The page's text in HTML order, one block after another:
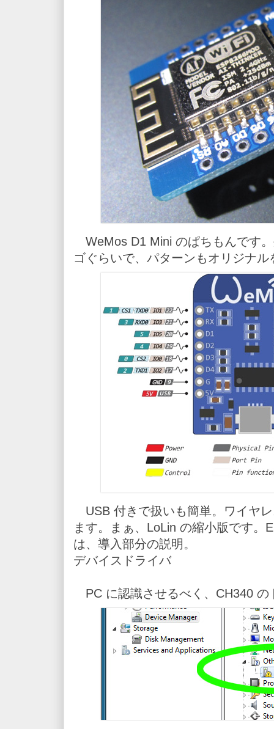
WeMos D1 Mini のぱちもんです
ゴぐらいで、パターンもオリジナ
USB 付きで扱いも簡単。ワイヤ
ます。まぁ、LoLin の縮小版です。
は、導入部分の説明。
デバイスドライバ
PC に認識させるべく、CH340 の